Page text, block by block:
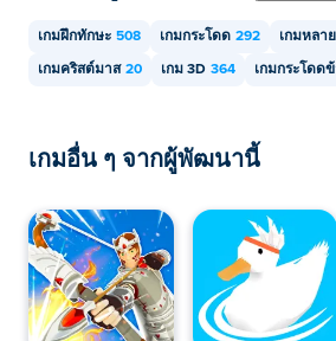
เกม Mouse Mouse, Climb the
คอมพิวเตอร์และอุปกรณ์พกพา เช่น โ
เกมฝึกทักษะ 508 เกมกระโดด 292 เกมหลา
เกมคริสต์มาส 20 เกม 3D 364 เกมกระโดด
เกมอื่น ๆ จากผู้พัฒนานี้